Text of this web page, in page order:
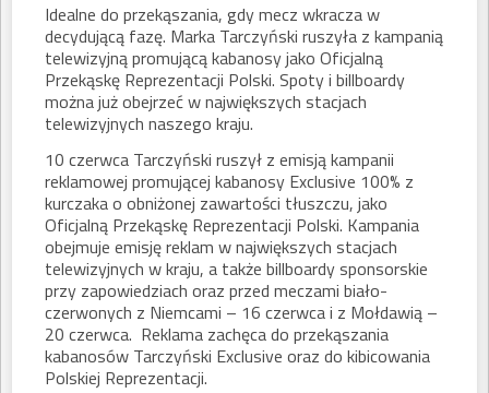
Idealne do przekąszania, gdy mecz wkracza w
decydującą fazę. Marka Tarczyński ruszyła z kampanią
telewizyjną promującą kabanosy jako Oficjalną
Przekąskę Reprezentacji Polski. Spoty i billboardy
można już obejrzeć w największych stacjach
telewizyjnych naszego kraju.
10 czerwca Tarczyński ruszył z emisją kampanii
reklamowej promującej kabanosy Exclusive 100% z
kurczaka o obniżonej zawartości tłuszczu, jako
Oficjalną Przekąskę Reprezentacji Polski. Kampania
obejmuje emisję reklam w największych stacjach
telewizyjnych w kraju, a także billboardy sponsorskie
przy zapowiedziach oraz przed meczami biało-
czerwonych z Niemcami – 16 czerwca i z Mołdawią –
20 czerwca. Reklama zachęca do przekąszania
kabanosów Tarczyński Exclusive oraz do kibicowania
Polskiej Reprezentacji.